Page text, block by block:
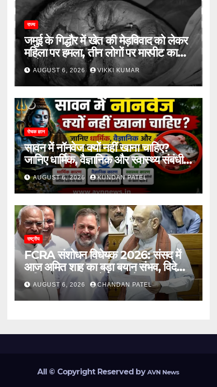
राज्य
जमुई के गिद्धौर में खेत की मेड़विवाद को लेकर
महिला पर हमला, तीन लोगों पर मारपीट का
आरोप
AUGUST 6, 2026 VIKKI KUMAR
रोचक ज्ञान
सावन में नॉनवेज क्यों नहीं खाना चाहिए?
जानिए धार्मिक, वैज्ञानिक और स्वास्थ्य संबंधी
कारण..
AUGUST 6, 2026 KUNDAN PATEL
राष्ट्रीय
FCRA संशोधन विधेयक 2026: संसद में
आज अमित शाह का बड़ा बयान संभव, विदेशी
फंडिंग पर सरकार करेगी बड़ा फैसला
AUGUST 6, 2026 CHANDAN PATEL
All © Copyright Reserved byAVN News